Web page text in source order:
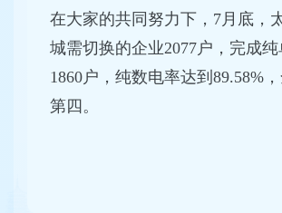
在大家的共同努力下，7月底，
城需切换的企业2077户，完成
1860户，纯数电率达到89.58%
第四。